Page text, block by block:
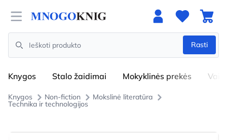
Open menu
Search
Rasti
Knygos Stalo žaidimai Mokyklinės prekės
Knygos Non-fiction Mokslinė literatūra
Technika ir technologijos